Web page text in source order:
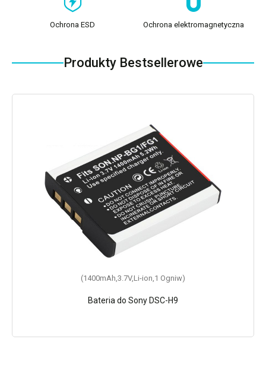
Ochrona ESD Ochrona elektromagnetyczna
Produkty Bestsellerowe
(1400mAh,3.7V,Li-ion,1 Ogniw)
Bateria do Sony DSC-H9